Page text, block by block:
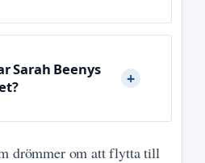
Sarah Beenys
drömmer om att flytta till